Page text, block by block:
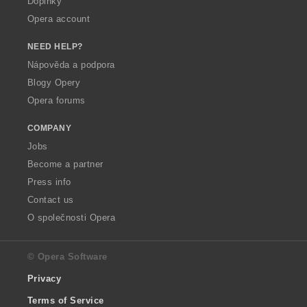
Opera account
NEED HELP?
Nápověda a podpora
Blogy Opery
Opera forums
COMPANY
Jobs
Become a partner
Press info
Contact us
O společnosti Opera
© Opera Software
Privacy
Terms of Service